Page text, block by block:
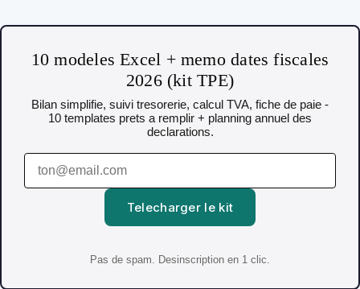
10 modeles Excel + memo dates fiscales
2026 (kit TPE)
Bilan simplifie, suivi tresorerie, calcul TVA, fiche de paie -
10 templates prets a remplir + planning annuel des
declarations.
Telecharger le kit
Pas de spam. Desinscription en 1 clic.